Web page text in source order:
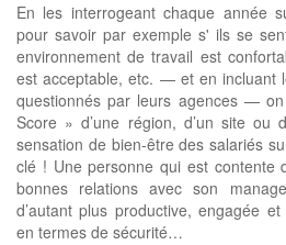
En les interrogeant chaque année
pour savoir par exemple s' ils se
environnement de travail est
est acceptable, etc. — et en incluant
questionnés par leurs agences —
Score » d’une région, d’un site ou
sensation de bien-être des salariés
clé ! Une personne qui est contente
bonnes relations avec son
d’autant plus productive, engagée
en termes de sécurité…